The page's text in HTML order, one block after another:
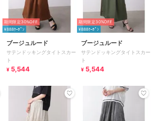
期間限定30%OFF
¥888ｸｰﾎﾟﾝ
ブージュルード
サテンドッキングタイトスカー
ト
¥ 5,544
期間限定30%OFF
¥888ｸｰﾎﾟﾝ
ブージュルード
サテンドッキングタイトスカー
ト
¥ 5,544